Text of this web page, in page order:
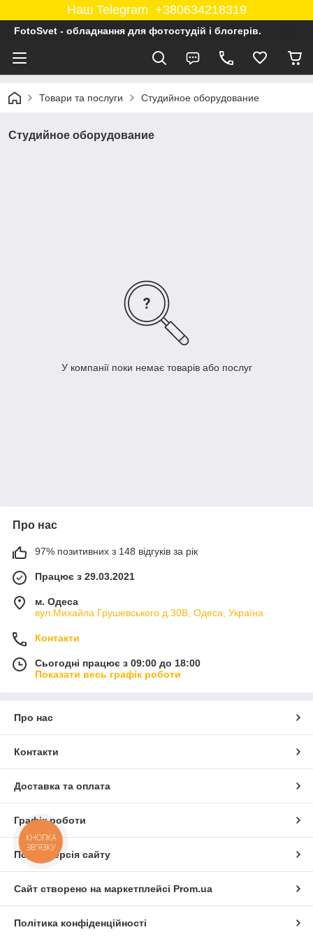
Наш Telegram +380634218319
FotoSvet - обладнання для фотостудій і блогерів.
Товари та послуги Студийное оборудование
Студийное оборудование
У компанії поки немає товарів або послуг
Про нас
97% позитивних з 148 відгуків за рік
Працює з 29.03.2021
м. Одеса
вул.Михайла Грушевського д.30В, Одеса, Україна
Контакти
Сьогодні працює з 09:00 до 18:00
Показати весь графік роботи
Про нас
Контакти
Доставка та оплата
Графік роботи
Повна версія сайту
Сайт створено на маркетплейсі Prom.ua
Політика конфіденційності
КНОПКА
ЗВ'ЯЗКУ